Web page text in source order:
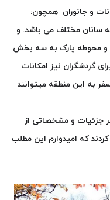
و جانوران همچون:
سانان مختلف می باشد. و
و محوطه پارک به سه بخش
گردشگران نیز امکانات
به این منطقه میتوانند
جزئیات و مشخصاتی از
که امیدوارم این مطلب